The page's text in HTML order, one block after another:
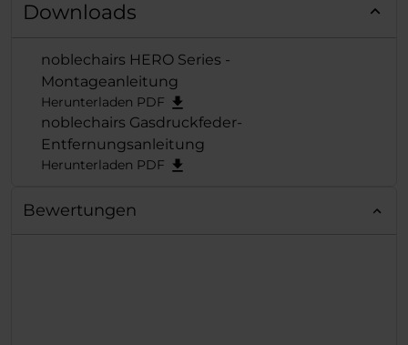
in vier Achsen
Downloads
noblechairs HERO Series -
Montageanleitung
Herunterladen PDF
noblechairs Gasdruckfeder-
Entfernungsanleitung
Herunterladen PDF
Bewertungen